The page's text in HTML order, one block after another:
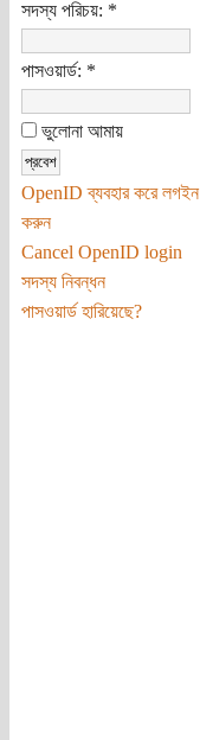
সদস্য পরিচয়: *
পাসওয়ার্ড: *
ভুলোনা আমায়
OpenID ব্যবহার করে লগইন
করুন
Cancel OpenID login
সদস্য নিবন্ধন
পাসওয়ার্ড হারিয়েছে?